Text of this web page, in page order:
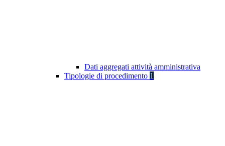
Dati aggregati attività amministrativa
Tipologie di procedimento 1